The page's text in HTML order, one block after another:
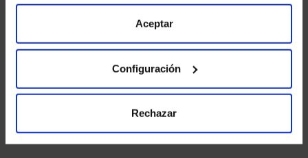
“Configuración”. Consulta nuestraPolítica
para más información.
Aceptar
Configuración
Rechazar